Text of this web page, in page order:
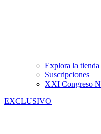
Explora la tienda
Suscripciones
XXI Congreso
EXCLUSIVO